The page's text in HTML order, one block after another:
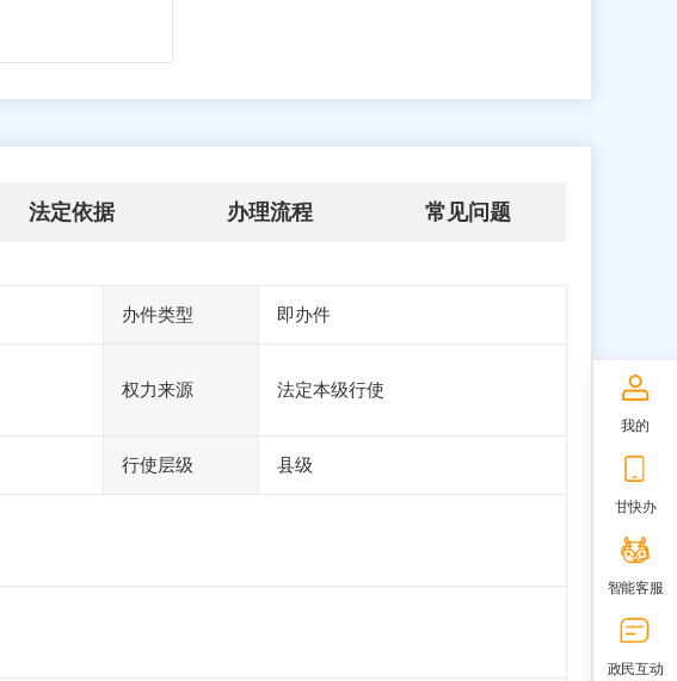
法定依据 办理流程 常见问题
办件类型 即办件
权力来源 法定本级行使
行使层级 县级
我的
甘快办
智能客服
政民互动